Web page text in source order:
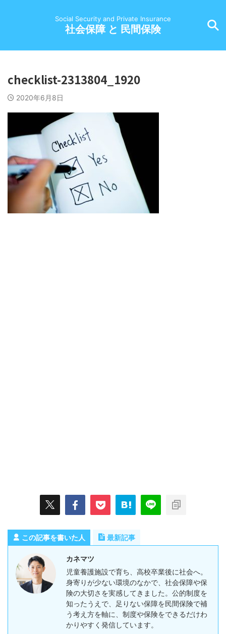
Social Security and Private Insurance
社会保障 と 民間保険
checklist-2313804_1920
2020年6月8日
この記事を書いた人 最新記事
カネマツ
児童養護施設で育ち、高校卒業後に社会へ。
身寄りが少ない環境のなかで、社会保障や保
険の大切さを実感してきました。公的制度を
知ったうえで、足りない保障を民間保険で補
う考え方を軸に、制度や保険をできるだけわ
かりやすく発信しています。